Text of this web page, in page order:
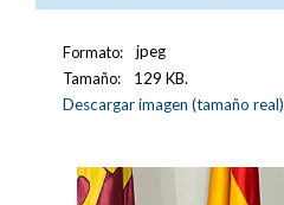
Formato:
jpeg
Tamaño:
129 KB.
Descargar imagen (tamaño real)